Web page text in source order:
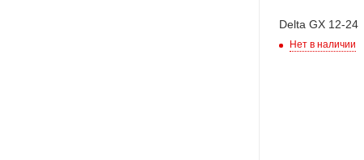
Delta GX 12-24
Нет в наличии